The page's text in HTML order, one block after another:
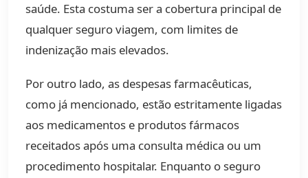
saúde. Esta costuma ser a cobertura principal de
qualquer seguro viagem, com limites de
indenização mais elevados.
Por outro lado, as despesas farmacêuticas,
como já mencionado, estão estritamente ligadas
aos medicamentos e produtos fármacos
receitados após uma consulta médica ou um
procedimento hospitalar. Enquanto o seguro